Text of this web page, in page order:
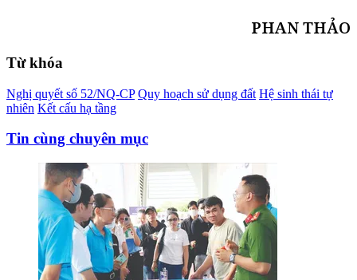
PHAN THẢO
Từ khóa
Nghị quyết số 52/NQ-CP Quy hoạch sử dụng đất Hệ sinh thái tự
nhiên Kết cấu hạ tầng
Tin cùng chuyên mục